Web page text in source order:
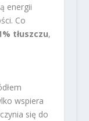
energii
Co
tłuszczu,
wspiera
się do